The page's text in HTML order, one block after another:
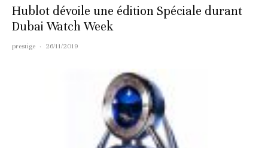
Hublot dévoile une édition Spéciale durant
Dubai Watch Week
prestige · 26/11/2019